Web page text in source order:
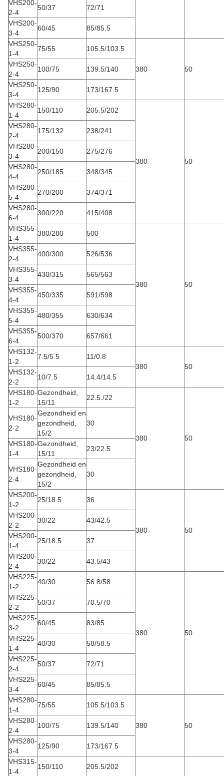
VHS200-
2-4
50/37
72/71
VHS200-
3-4
60/45
85/85.5
VHS250-
1-4
75/55 105.5/103.5
380 50
VHS250-
2-4
100/75
139.5/140
VHS250-
3-4
125/90
173/167.5
VHS280-
1-4
150/110 205.5/202
380 50
VHS280-
2-4
175/132
238/241
VHS280-
3-4
200/150
275/276
VHS280-
4-4
250/185
348/345
VHS280-
5-4
270/200
374/371
VHS280-
6-4
300/220
415/408
VHS355-
1-4
380/280 500
380 50
VHS355-
2-4
400/300
526/536
VHS355-
3-4
430/315
565/563
VHS355-
4-4
450/335
591/598
VHS355-
5-4
480/355
630/634
VHS355-
6-4
500/370
657/661
VHS132-
1-2
7.5/5.5
11/0.8
380
50
VHS132-
2-2
10/7.5
14.4/14.5
VHS180-
1-2
Gezondheid,
15/11
22.5./22
380 50
VHS180-
2-2
Gezondheid en
gezondheid,
15/2
30
VHS180-
1-4
Gezondheid,
15/11
23/22.5
VHS180-
2-4
Gezondheid en
gezondheid,
15/2
30
VHS200-
1-2
25/18.5 36
380 50
VHS200-
2-2
30/22
43/42.5
VHS200-
1-4
25/18.5
37
VHS200-
2-4
30/22
43.5/43
VHS225-
1-2
40/30 56.8/58
380 50
VHS225-
2-2
50/37
70.5/70
VHS225-
3-2
60/45
83/85
VHS225-
1-4
40/30
58/58.5
VHS225-
2-4
50/37
72/71
VHS225-
3-4
60/45
85/85.5
VHS280-
1-4
75/55 105.5/103.5
380 50
VHS280-
2-4
100/75
139.5/140
VHS280-
3-4
125/90
173/167.5
VHS315-
1-4
150/110 205.5/202